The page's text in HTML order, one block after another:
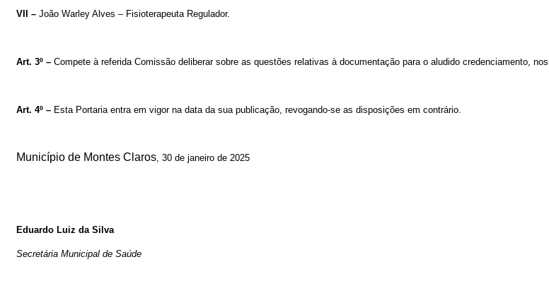
VII – João Warley Alves – Fisioterapeuta Regulador.
Art. 3º – Compete à referida Comissão deliberar sobre as questões relativas à documentação para o aludido credenciamento, nos
Art. 4º – Esta Portaria entra em vigor na data da sua publicação, revogando-se as disposições em contrário.
Município de Montes Claros 30 de janeiro de 2025
Eduardo Luiz da Silva
Secretária Municipal de Saúde